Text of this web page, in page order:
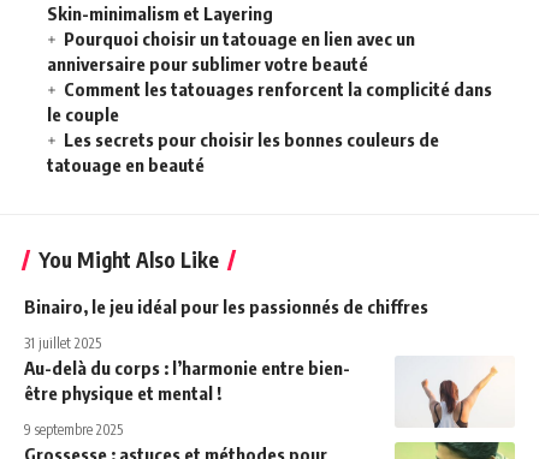
Skin-minimalism et Layering
Pourquoi choisir un tatouage en lien avec un
anniversaire pour sublimer votre beauté
Comment les tatouages renforcent la complicité dans
le couple
Les secrets pour choisir les bonnes couleurs de
tatouage en beauté
You Might Also Like
Binairo, le jeu idéal pour les passionnés de chiffres
31 juillet 2025
Au-delà du corps : l’harmonie entre bien-
être physique et mental !
9 septembre 2025
Grossesse : astuces et méthodes pour